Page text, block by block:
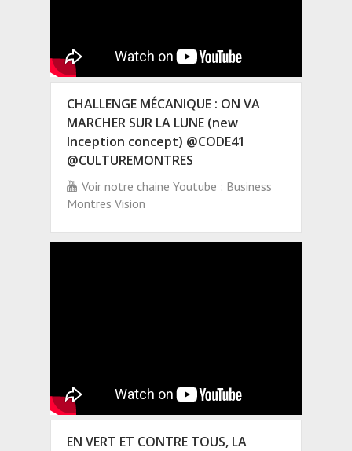
CHALLENGE MÉCANIQUE : ON VA
MARCHER SUR LA LUNE (new
Inception concept) @CODE41
@CULTUREMONTRES
Voir notre chaine Youtube : Business
Montres Vision
EN VERT ET CONTRE TOUS, LA